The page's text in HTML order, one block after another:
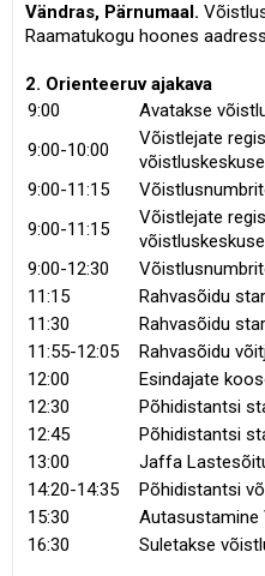
Vändras, Pärnumaal.
Raamatukogu hoones
2. Orienteeruv ajakava
9:00
Avatakse
9:00-10:00
Võistlejate
9:00-11:15
9:00-11:15
Võistlejate
9:00-12:30
11:15
Rahvasõidu
11:30
Rahvasõidu
11:55-12:05
Rahvasõidu
12:00
Esindajate
12:30
Põhidistantsi
12:45
Põhidistantsi
13:00
Jaffa
14:20-14:35
Põhidistantsi
15:30
Autasustamine
16:30
Suletakse